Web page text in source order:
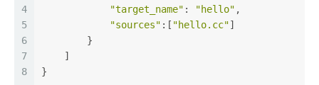
4
5
6
7
8
"target_name" : "hello" ,
"sources" :[ "hello.cc"]
        }
    ]
}